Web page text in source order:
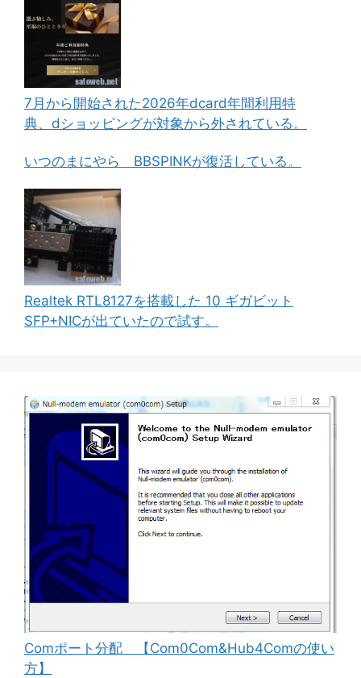
7月から開始された2026年dcard年間利用特
典、dショッピングが対象から外されている。
いつのまにやら BBSPINKが復活している。
Realtek RTL8127を搭載した 10 ギガビット
SFP+NICが出ていたので試す。
Comポート分配 【Com0Com&Hub4Comの使い
方】